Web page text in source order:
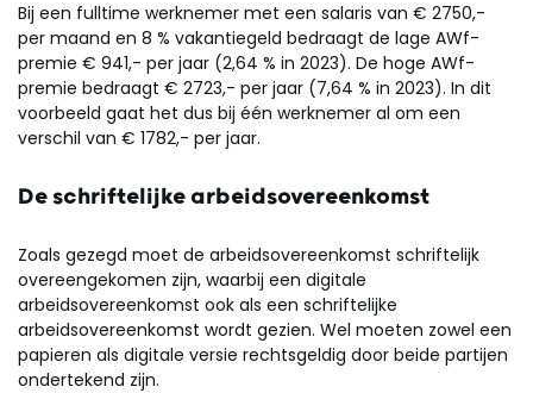
Bij een fulltime werknemer met een salaris van € 2750,-
per maand en 8 % vakantiegeld bedraagt de lage AWf-
premie € 941,- per jaar (2,64 % in 2023). De hoge AWf-
premie bedraagt € 2723,- per jaar (7,64 % in 2023). In dit
voorbeeld gaat het dus bij één werknemer al om een
verschil van € 1782,- per jaar.
De schriftelijke arbeidsovereenkomst
Zoals gezegd moet de arbeidsovereenkomst schriftelijk
overeengekomen zijn, waarbij een digitale
arbeidsovereenkomst ook als een schriftelijke
arbeidsovereenkomst wordt gezien. Wel moeten zowel een
papieren als digitale versie rechtsgeldig door beide partijen
ondertekend zijn.